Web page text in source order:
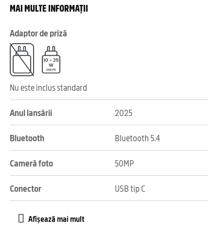
MAI MULTE INFORMAȚII
Adaptor de priză
Nu este inclus standard
Anul lansării 2025
Bluetooth Bluetooth 5.4
Cameră foto 50MP
Conector USB tip C